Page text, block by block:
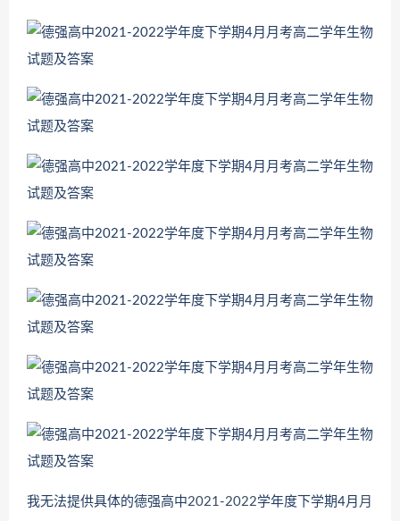
我无法提供具体的德强高中2021-2022学年度下学期4月 月